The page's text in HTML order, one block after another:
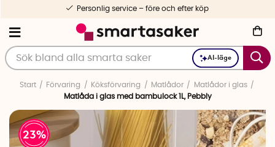
AI-läge
Personlig service – före och efter köp
Start Förvaring Köksförvaring Matlådor
Matlådor i glas
Matlåda i glas med bambulock 1L, Pebbly
23